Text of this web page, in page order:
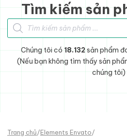
Tìm kiếm sản
Tìm kiếm sản phẩm
Chúng tôi có 18.132sản phẩm
(Nếu bạn không tìm thấy sản
chúng tôi)
Trang chủ/Elements Envato/